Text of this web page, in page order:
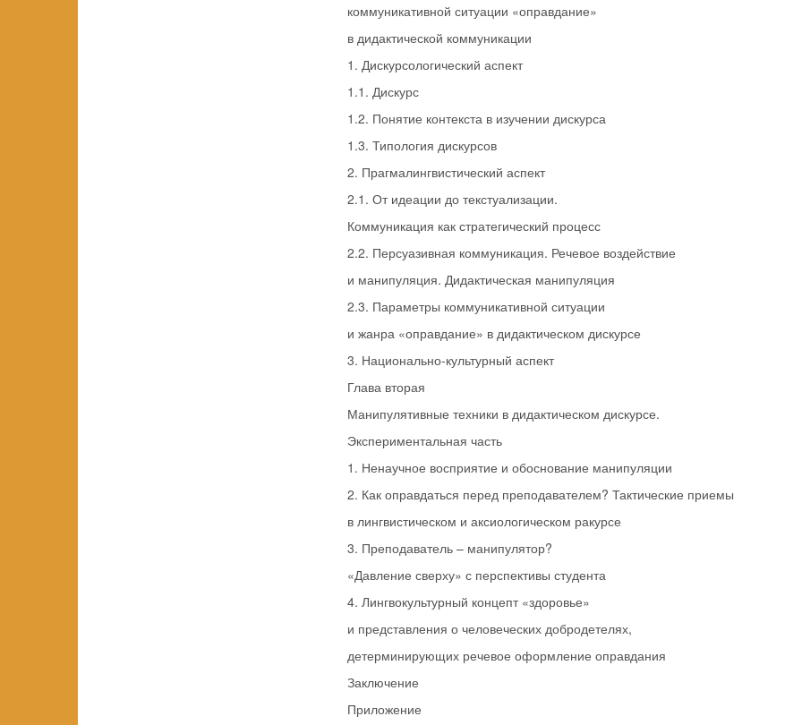
коммуникативной ситуации «оправдание»
в дидактической коммуникации
1. Дискурсологический аспект
1.1. Дискурс
1.2. Понятие контекста в изучении дискурса
1.3. Типология дискурсов
2. Прагмалингвистический аспект
2.1. От идеации до текстуализации.
Коммуникация как стратегический процесс
2.2. Персуазивная коммуникация. Речевое воздействие
и манипуляция. Дидактическая манипуляция
2.3. Параметры коммуникативной ситуации
и жанра «оправдание» в дидактическом дискурсе
3. Национально-культурный аспект
Глава вторая
Манипулятивные техники в дидактическом дискурсе.
Экспериментальная часть
1. Ненаучное восприятие и обоснование манипуляции
2. Как оправдаться перед преподавателем? Тактические приемы
в лингвистическом и аксиологическом ракурсе
3. Преподаватель – манипулятор?
«Давление сверху» с перспективы студента
4. Лингвокультурный концепт «здоровье»
и представления о человеческих добродетелях,
детерминирующих речевое оформление оправдания
Заключение
Приложение